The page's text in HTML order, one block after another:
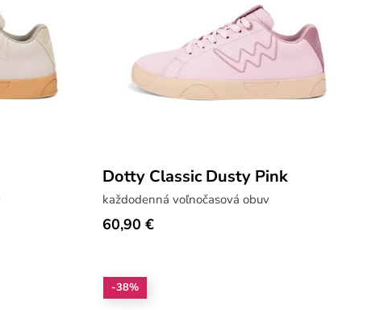
Dotty Classic Dusty Pink
každodenná voľnočasová obuv
60,90 €
-38%